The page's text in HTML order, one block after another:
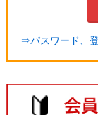
⇒パスワード、